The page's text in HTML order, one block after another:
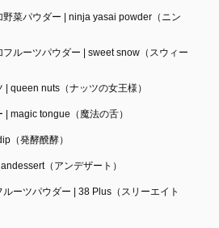
菜パウダー | ninja yasai powder（ニン
ルーツパウダー | sweet snow（スウィー
queen nuts（ナッツの女王様）
magic tongue（魔法の舌）
（発酵醗酵）
（アンデザート）
ーツパウダー | 38 Plus（スリーエイト